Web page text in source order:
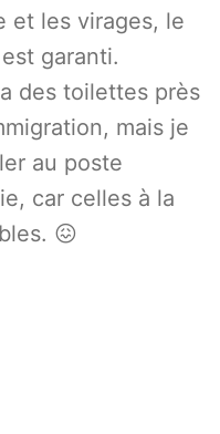
et les virages, le
garanti.
des toilettes près
mais je
au poste
car celles à la
😖